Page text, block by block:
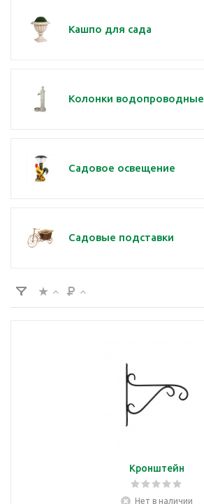
Кашпо для сада
Колонки водопроводные
Садовое освещение
Садовые подставки
Кронштейн
Нет в наличии